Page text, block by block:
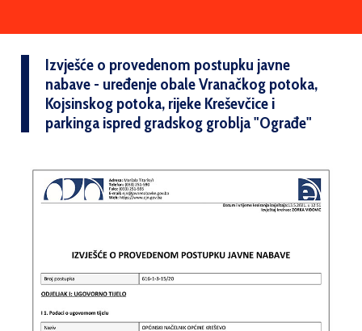
Izvješće o provedenom postupku javne
nabave - uređenje obale Vranačkog potoka,
Kojsinskog potoka, rijeke Kreševčice i
parkinga ispred gradskog groblja "Ograđe"